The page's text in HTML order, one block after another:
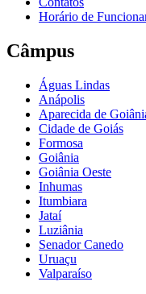
Horário de
Câmpus
Águas Lindas
Anápolis
Aparecida de
Cidade de Goiás
Formosa
Goiânia
Goiânia Oeste
Inhumas
Itumbiara
Jataí
Luziânia
Senador Canedo
Uruaçu
Valparaíso